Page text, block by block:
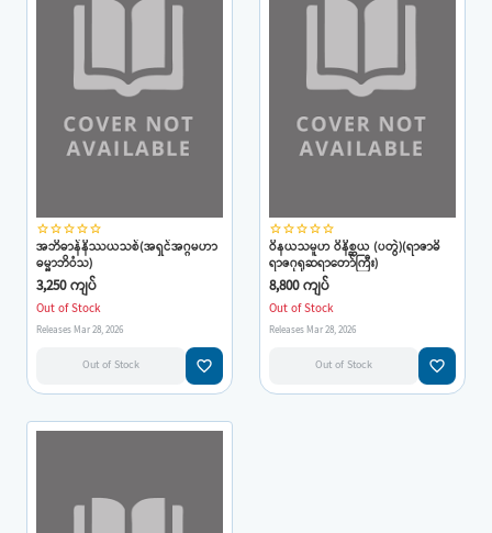
star_borderstar_borderstar_borderstar_borderstar_border
အဘိဓာန်နိဿယသစ်(အရှင်အဂ္ဂမဟာ
ဓမ္မာဘိဝံသ)
3,250 ကျပ်
Out of Stock
Releases Mar 28, 2026
Out of Stock favorite_border
star_borderstar_borderstar_borderstar_borderstar_border
ဝိနယသမူဟ ဝိနိစ္ဆယ (ပတွဲ)(ရာဇာဓိ
ရာဇဂုရုဆရာတော်ကြီး)
8,800 ကျပ်
Out of Stock
Releases Mar 28, 2026
Out of Stock favorite_border